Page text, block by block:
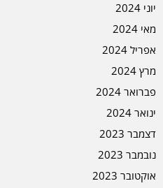
יוני 2024
מאי 2024
אפריל 2024
מרץ 2024
פברואר 2024
ינואר 2024
דצמבר 2023
נובמבר 2023
אוקטובר 2023